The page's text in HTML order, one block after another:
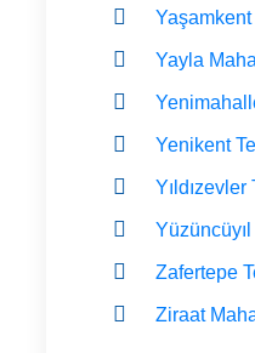
Yayla
Yenikent
Zafertepe
Ziraat